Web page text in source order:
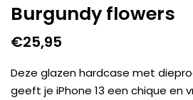
Burgundy flowers
€25,95
Deze glazen hardcase met
geeft je iPhone 13 een chique en